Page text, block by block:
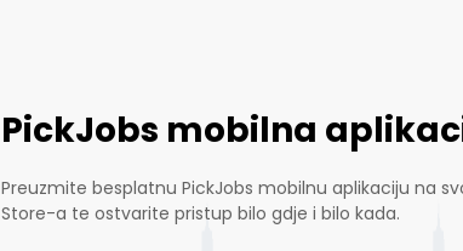
PickJobs mobilna
Preuzmite besplatnu PickJobs mobilnu aplikaciju na
Store-a te ostvarite pristup bilo gdje i bilo kada.